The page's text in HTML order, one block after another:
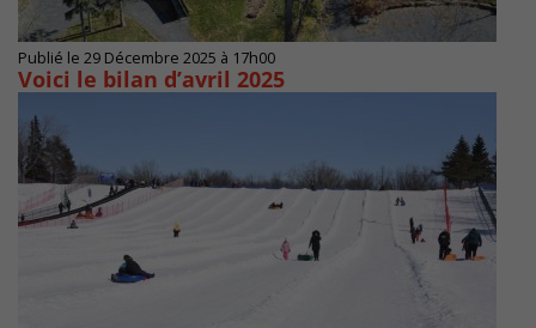
Publié le 29 Décembre 2025 à 17h00
Voici le bilan d’avril 2025